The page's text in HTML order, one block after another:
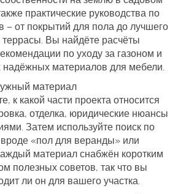
практические руководства по
– от покрытий для пола до лучшего
террасы. Вы найдёте расчёты
по уходу за газоном и
материалов для мебели.
материал
к какой части проекта относится
отделка, юридические нюансы
Затем используйте поиск по
«пол для веранды» или
материал снабжён коротким
полезных советов, так что вы
ли он для вашего участка.